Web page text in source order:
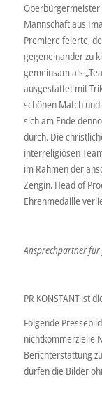
Mannschaft aus
Premiere feierte,
gegeneinander zu
gemeinsam als
ausgestattet mit
schönen Match und
sich am Ende
durch. Die
interreligiösen
im Rahmen der
Zengin, Head of
Ehrenmedaille
Ansprechpartner
PR KONSTANT ist
Folgende
nichtkommerzielle
Berichterstattung
dürfen die Bilder